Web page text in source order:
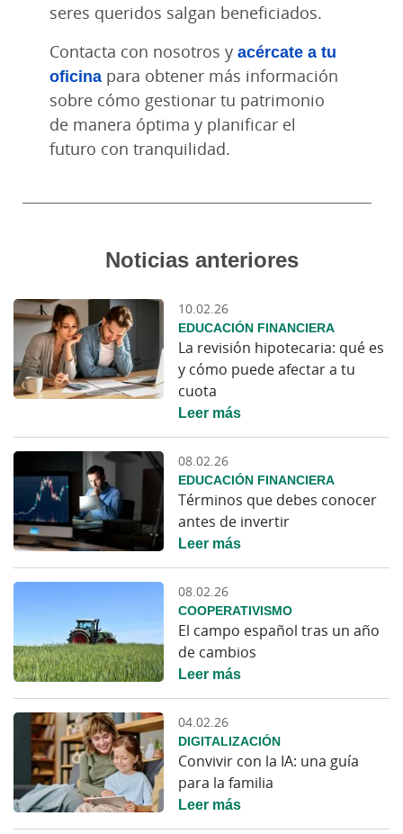
seres queridos salgan beneficiados.
Contacta con nosotros y acércate a tu
oficina para obtener más información
sobre cómo gestionar tu patrimonio
de manera óptima y planificar el
futuro con tranquilidad.
Noticias anteriores
10.02.26
EDUCACIÓN FINANCIERA
La revisión hipotecaria: qué es
y cómo puede afectar a tu
cuota
Leer más
08.02.26
EDUCACIÓN FINANCIERA
Términos que debes conocer
antes de invertir
Leer más
08.02.26
COOPERATIVISMO
El campo español tras un año
de cambios
Leer más
04.02.26
DIGITALIZACIÓN
Convivir con la IA: una guía
para la familia
Leer más